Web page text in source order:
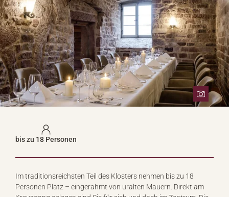
bis zu 18 Personen
Im traditionsreichsten Teil des Klosters nehmen bis zu 18
Personen Platz – eingerahmt von uralten Mauern. Direkt am